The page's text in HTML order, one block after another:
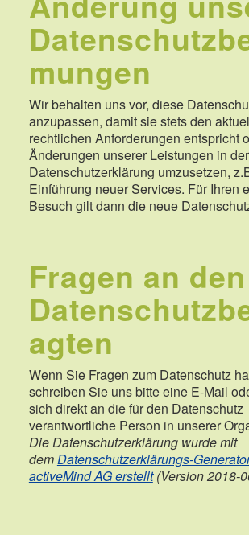
mungen
Wir behalten uns vor, diese
anzupassen, damit sie stets den
rechtlichen Anforderungen entspricht
Änderungen unserer Leistungen in der
Datenschutzerklärung umzusetzen,
Einführung neuer Services. Für Ihren
Besuch gilt dann die neue
Fragen an den
agten
Wenn Sie Fragen zum Datenschutz
schreiben Sie uns bitte eine E-Mail
sich direkt an die für den Datenschutz
verantwortliche Person in unserer
Die Datenschutzerklärung wurde mit
demDatenschutzerklärungs-
activeMind AG erstellt(Version 2018-